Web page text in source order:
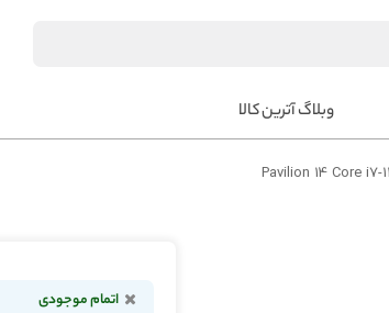
وبلاگ آترین کالا
اتمام موجودی